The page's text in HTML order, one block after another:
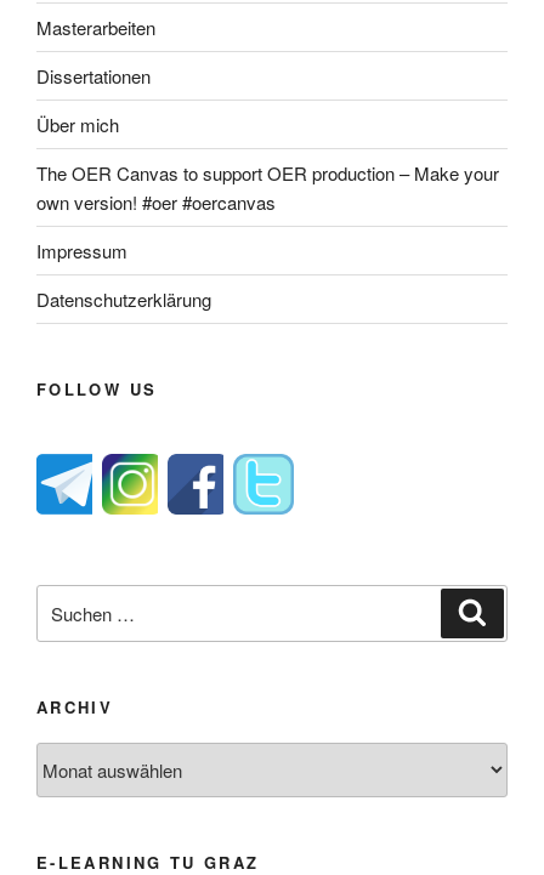
Masterarbeiten
Dissertationen
Über mich
The OER Canvas to support OER production – Make your
own version! #oer #oercanvas
Impressum
Datenschutzerklärung
FOLLOW US
nach:
ARCHIV
E-LEARNING TU GRAZ